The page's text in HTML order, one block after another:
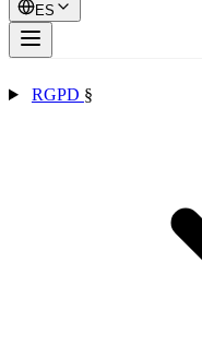
ES
RGPD §